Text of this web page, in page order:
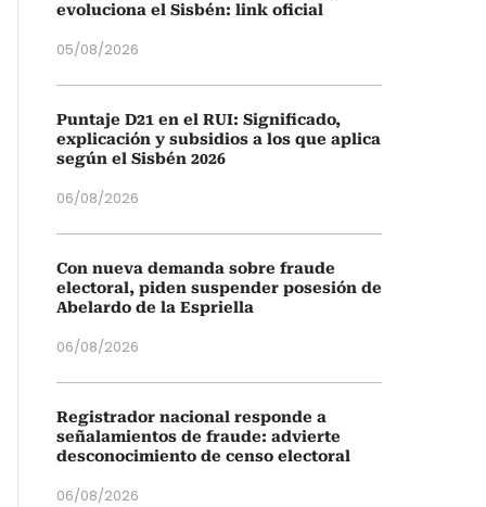
evoluciona el Sisbén: link oficial
05/08/2026
Puntaje D21 en el RUI: Significado,
explicación y subsidios a los que aplica
según el Sisbén 2026
06/08/2026
Con nueva demanda sobre fraude
electoral, piden suspender posesión de
Abelardo de la Espriella
06/08/2026
Registrador nacional responde a
señalamientos de fraude: advierte
desconocimiento de censo electoral
06/08/2026